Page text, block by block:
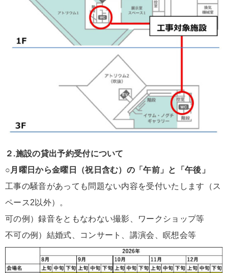
２.施設の貸出予約受付について
○月曜日から金曜日（祝日含む）の「午前」と「午後」
工事の騒音があっても問題ない内容を受付いたします（ス
ペース2以外）。
可の例）録音をともなわない撮影、ワークショップ等
不可の例）結婚式、コンサート、講演会、瞑想会等